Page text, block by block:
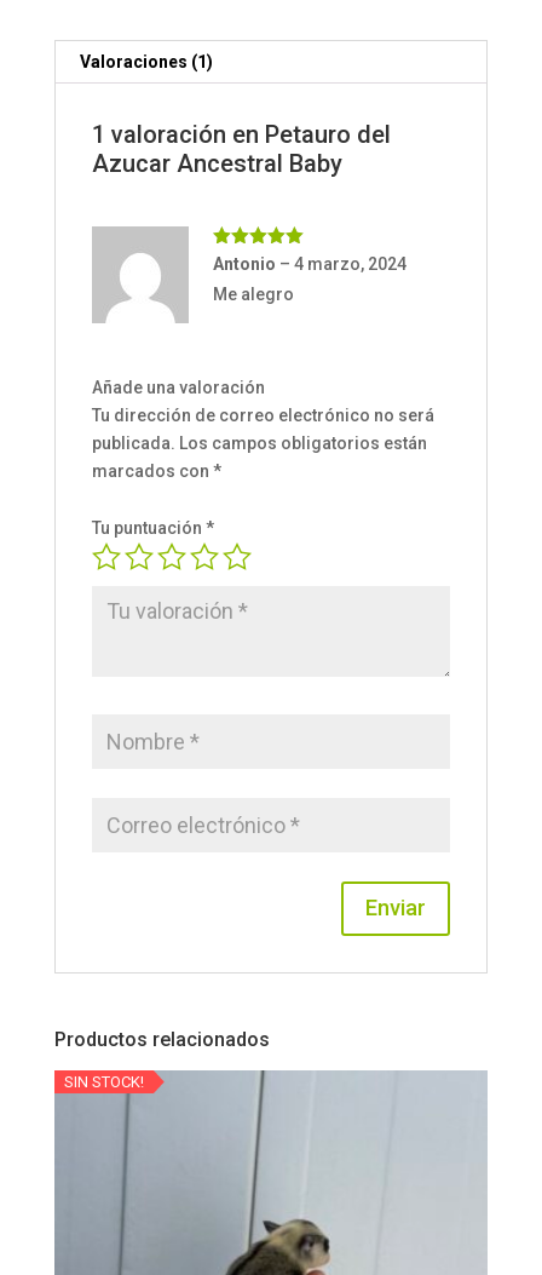
Valoraciones (1)
1 valoración en Petauro del
Azucar Ancestral Baby
Valorado
Antonio – 4 marzo, 2024
Me alegro
Añade una valoración
Tu dirección de correo electrónico no será
publicada. Los campos obligatorios están
marcados con *
Tu puntuación *
Productos relacionados
SIN STOCK!